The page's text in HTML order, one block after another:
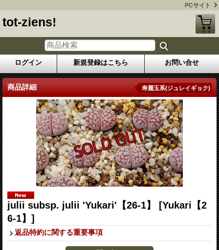
PCサイト
tot-ziens!
ログイン 新規登録はこちら お問い合せ
商品詳細 寿麗玉系(ジュレイギョク)
julii subsp. julii 'Yukari'【26-1】 [Yukari【2
6-1】]
返品特約に関する重要事項